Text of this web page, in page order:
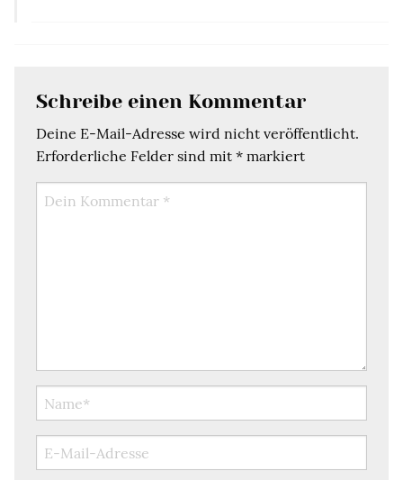
Schreibe einen Kommentar
Deine E-Mail-Adresse wird nicht veröffentlicht.
Erforderliche Felder sind mit * markiert